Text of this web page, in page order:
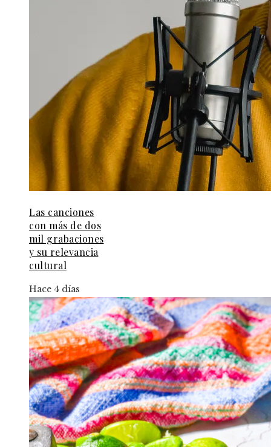
Las canciones
con más de dos
mil grabaciones
y su relevancia
cultural
Hace 4 días